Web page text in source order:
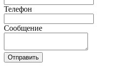
Телефон
Сообщение
Отправить